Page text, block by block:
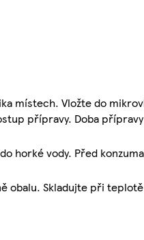
místech. Vložte do
přípravy. Doba
horké vody. Před
Skladujte při